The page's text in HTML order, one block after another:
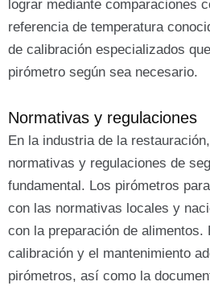
lograr mediante comparaciones
referencia de temperatura
de calibración especializados
pirómetro según sea necesario.
Normativas y regulaciones
En la industria de la
normativas y regulaciones de
fundamental. Los pirómetros
con las normativas locales y
con la preparación de alimentos.
calibración y el mantenimiento
pirómetros, así como la